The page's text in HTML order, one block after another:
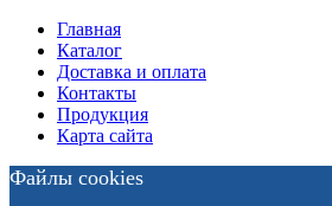
Главная
Каталог
Доставка и оплата
Контакты
Продукция
Карта сайта
Файлы cookies